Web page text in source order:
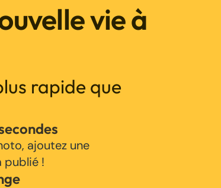
vie à
rapide que
ajoutez une
publié !